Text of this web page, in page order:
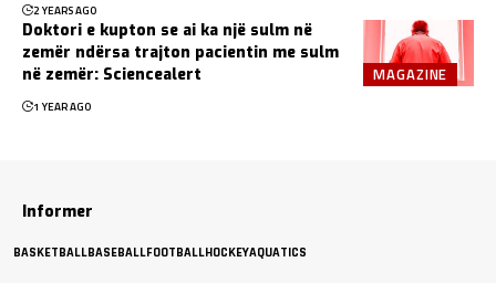
2 YEARS AGO
MAGAZINE
Doktori e kupton se ai ka një sulm në
zemër ndërsa trajton pacientin me sulm
në zemër: Sciencealert
1 YEAR AGO
Informer
BASKETBALLBASEBALLFOOTBALLHOCKEYAQUATICS